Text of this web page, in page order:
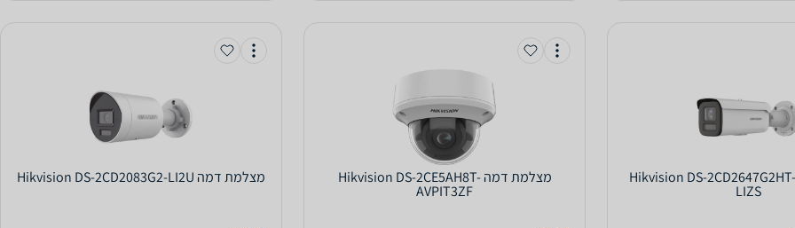
‏מצלמת דמה Hikvision DS-2CD2647G2HT-
LIZS
‏מצלמת דמה Hikvision DS-2CE5AH8T-
AVPIT3ZF
‏מצלמת דמה Hikvision DS-2CD2083G2-LI2U